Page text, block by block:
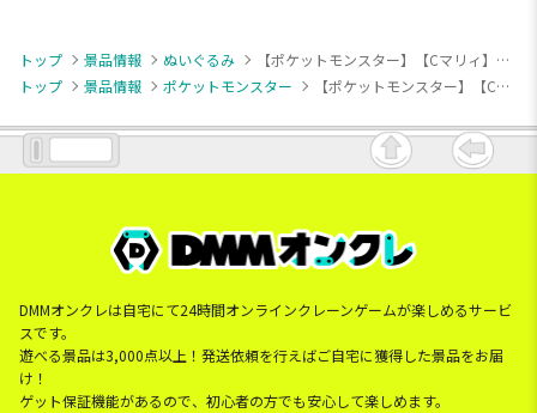
トップ 景品情報 ぬいぐるみ
【ポケットモンスター】【Cマリィ】ポケモンマスターズ EX ぬいぐるみ～グリーン・ユウリ・マリィ～
トップ
景品情報 ポケットモンスター 【ポケットモンスター】【Cマリィ】ポケモンマスターズ EX ぬいぐるみ～グリーン・ユウリ・マリィ～
DMMオンクレは自宅にて24時間オンラインクレーンゲームが楽しめるサービ
スです。
遊べる景品は3,000点以上！発送依頼を行えばご自宅に獲得した景品をお届
け！
ゲット保証機能があるので、初心者の方でも安心して楽しめます。